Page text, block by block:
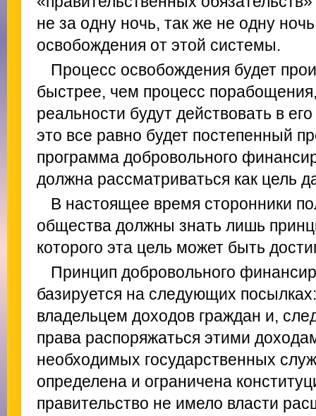
не за одну ночь, так же не одну
освобождения от этой системы.
Процесс освобождения будет
быстрее, чем процесс
реальности будут действовать в
это все равно будет постепенный
программа добровольного
должна рассматриваться как цель
В настоящее время сторонники
общества должны знать лишь
которого эта цель может быть
Принцип добровольного
базируется на следующих
владельцем доходов граждан и,
права распоряжаться этими
необходимых государственных
определена и ограничена
правительство не имело власти